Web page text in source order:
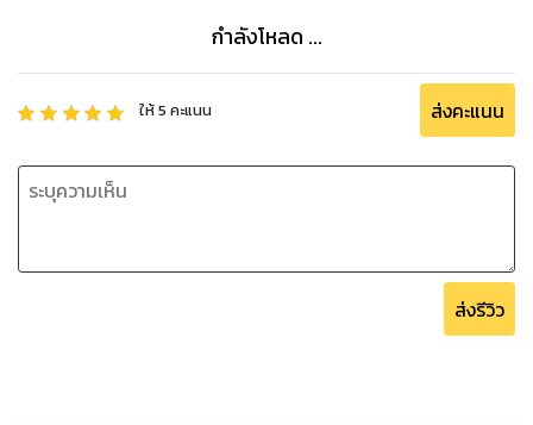
กำลังโหลด ...
ให้5 คะแนน ส่งคะแนน
ส่งรีวิว